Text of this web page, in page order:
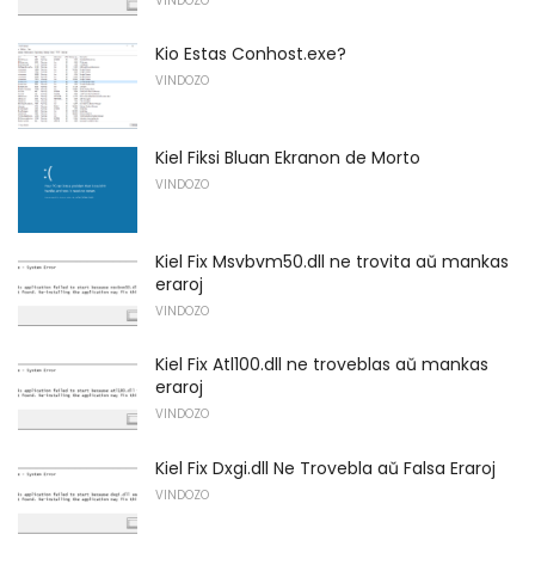
Kio Estas Conhost.exe?
VINDOZO
Kiel Fiksi Bluan Ekranon de Morto
VINDOZO
Kiel Fix Msvbvm50.dll ne trovita aŭ mankas
eraroj
VINDOZO
Kiel Fix Atl100.dll ne troveblas aŭ mankas
eraroj
VINDOZO
Kiel Fix Dxgi.dll Ne Trovebla aŭ Falsa Eraroj
VINDOZO